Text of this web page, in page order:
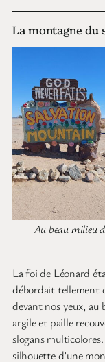
La montagne du
Au beau milieu
La foi de Léonard
débordait tellement
devant nos yeux, au
argile et paille
slogans
silhouette d’une